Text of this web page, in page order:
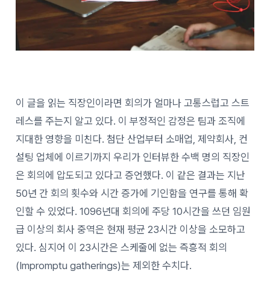
이 글을 읽는 직장인이라면 회의가 얼마나 고통스럽고 스트
레스를 주는지 알고 있다. 이 부정적인 감정은 팀과 조직에
지대한 영향을 미친다. 첨단 산업부터 소매업, 제약회사, 컨
설팅 업체에 이르기까지 우리가 인터뷰한 수백 명의 직장인
은 회의에 압도되고 있다고 증언했다. 이 같은 결과는 지난
50년 간 회의 횟수와 시간 증가에 기인함을 연구를 통해 확
인할 수 있었다. 1096년대 회의에 주당 10시간을 쓰던 임원
급 이상의 회사 중역은 현재 평균 23시간 이상을 소모하고
있다. 심지어 이 23시간은 스케줄에 없는 즉흥적 회의
(Impromptu gatherings)는 제외한 수치다.